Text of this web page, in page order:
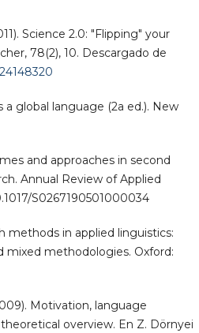
Science 2.0: "Flipping" your
78(2), 10. Descargado de
a global language (2a ed.). New
and approaches in second
Annual Review of Applied
S0267190501000034
methods in applied linguistics:
mixed methodologies. Oxford:
Motivation, language
overview. En Z. Dörnyei